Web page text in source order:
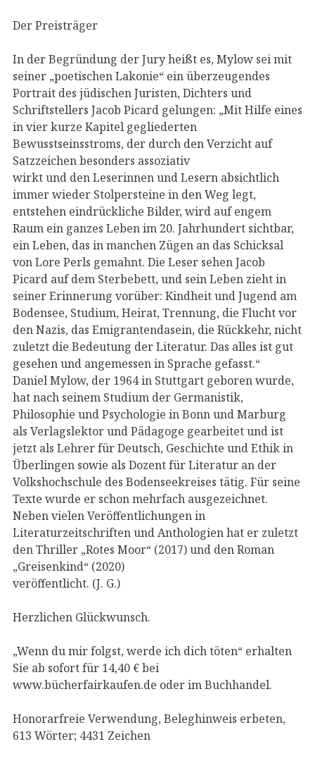
Der Preisträger
In der Begründung der Jury heißt es, Mylow sei mit
seiner „poetischen Lakonie“ ein überzeugendes
Portrait des jüdischen Juristen, Dichters und
Schriftstellers Jacob Picard gelungen: „Mit Hilfe eines
in vier kurze Kapitel gegliederten
Bewusstseinsstroms, der durch den Verzicht auf
Satzzeichen besonders assoziativ
wirkt und den Leserinnen und Lesern absichtlich
immer wieder Stolpersteine in den Weg legt,
entstehen eindrückliche Bilder, wird auf engem
Raum ein ganzes Leben im 20. Jahrhundert sichtbar,
ein Leben, das in manchen Zügen an das Schicksal
von Lore Perls gemahnt. Die Leser sehen Jacob
Picard auf dem Sterbebett, und sein Leben zieht in
seiner Erinnerung vorüber: Kindheit und Jugend am
Bodensee, Studium, Heirat, Trennung, die Flucht vor
den Nazis, das Emigrantendasein, die Rückkehr, nicht
zuletzt die Bedeutung der Literatur. Das alles ist gut
gesehen und angemessen in Sprache gefasst.“
Daniel Mylow, der 1964 in Stuttgart geboren wurde,
hat nach seinem Studium der Germanistik,
Philosophie und Psychologie in Bonn und Marburg
als Verlagslektor und Pädagoge gearbeitet und ist
jetzt als Lehrer für Deutsch, Geschichte und Ethik in
Überlingen sowie als Dozent für Literatur an der
Volkshochschule des Bodenseekreises tätig. Für seine
Texte wurde er schon mehrfach ausgezeichnet.
Neben vielen Veröffentlichungen in
Literaturzeitschriften und Anthologien hat er zuletzt
den Thriller „Rotes Moor“ (2017) und den Roman
„Greisenkind“ (2020)
veröffentlicht. (J. G.)
Herzlichen Glückwunsch.
„Wenn du mir folgst, werde ich dich töten“ erhalten
Sie ab sofort für 14,40 € bei
www.bücherfairkaufen.de oder im Buchhandel.
Honorarfreie Verwendung, Beleghinweis erbeten,
613 Wörter; 4431 Zeichen